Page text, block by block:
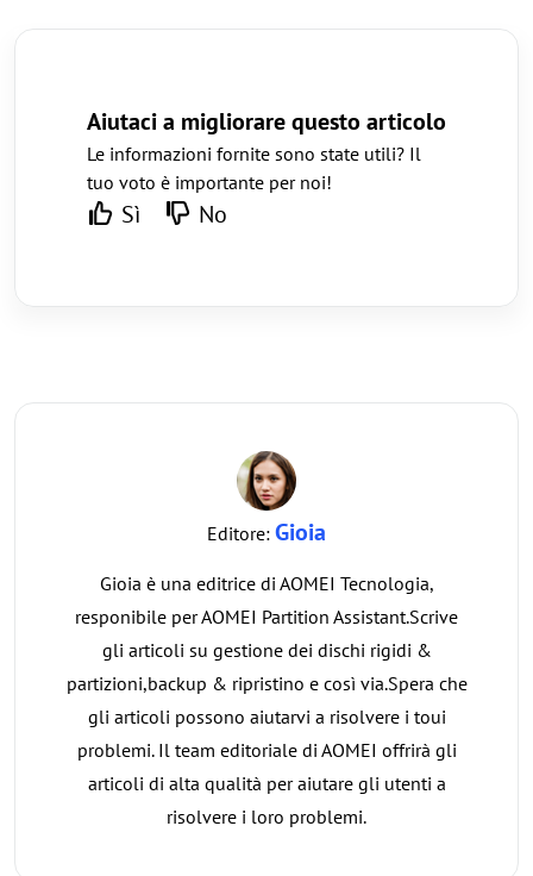
Aiutaci a migliorare questo articolo
Le informazioni fornite sono state utili? Il
tuo voto è importante per noi!
Sì No
Editore: Gioia
Gioia è una editrice di AOMEI Tecnologia,
responibile per AOMEI Partition Assistant.Scrive
gli articoli su gestione dei dischi rigidi &
partizioni,backup & ripristino e così via.Spera che
gli articoli possono aiutarvi a risolvere i toui
problemi. Il team editoriale di AOMEI offrirà gli
articoli di alta qualità per aiutare gli utenti a
risolvere i loro problemi.